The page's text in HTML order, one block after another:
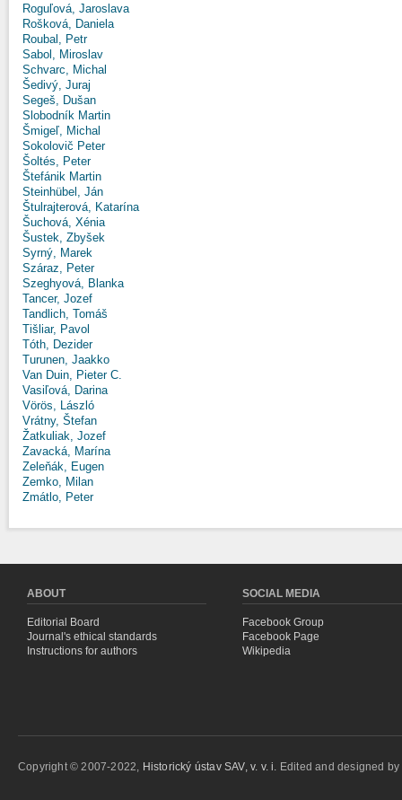
Roguľová, Jaroslava
Rošková, Daniela
Roubal, Petr
Sabol, Miroslav
Schvarc, Michal
Šedivý, Juraj
Segeš, Dušan
Slobodník Martin
Šmigeľ, Michal
Sokolovič Peter
Šoltés, Peter
Štefánik Martin
Steinhübel, Ján
Štulrajterová, Katarína
Šuchová, Xénia
Šustek, Zbyšek
Syrný, Marek
Száraz, Peter
Szeghyová, Blanka
Tancer, Jozef
Tandlich, Tomáš
Tišliar, Pavol
Tóth, Dezider
Turunen, Jaakko
Van Duin, Pieter C.
Vasiľová, Darina
Vörös, László
Vrátny, Štefan
Žatkuliak, Jozef
Zavacká, Marína
Zeleňák, Eugen
Zemko, Milan
Zmátlo, Peter
ABOUT
Editorial Board
Journal's ethical standards
Instructions for authors
SOCIAL MEDIA
Facebook Group
Facebook Page
Wikipedia
Copyright © 2007-2022, Historický ústav SAV, v. v. i. Edited and designed by